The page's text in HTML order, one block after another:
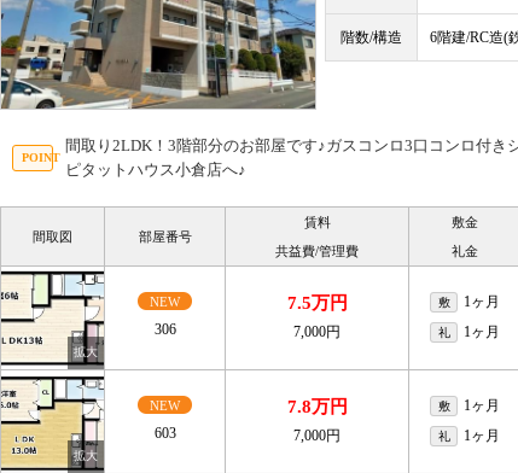
階数/構造 6階建/RC造(
間取り2LDK！3階部分のお部屋です♪ガスコンロ3口コンロ付き
ピタットハウス小倉店へ♪
間取図 部屋番号
賃料
共益費/管理費
敷金
礼金
NEW
306
7.5万円
7,000円
敷 1ヶ月
礼 1ヶ月
NEW
603
7.8万円
7,000円
敷 1ヶ月
礼 1ヶ月